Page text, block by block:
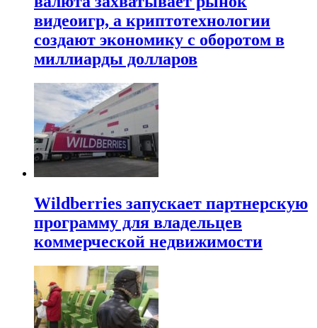
видеоигр, а криптотехнологии
создают экономику с оборотом в
миллиарды долларов
Wildberries запускает партнерскую
программу для владельцев
коммерческой недвижимости